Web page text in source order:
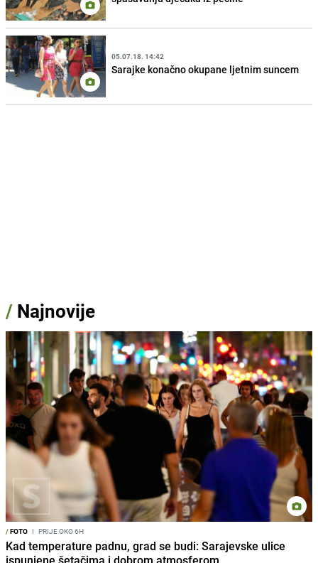
05.07.18. 14:42
Sarajke konačno okupane ljetnim suncem
/ Najnovije
/FOTO I PRIJE OKO 6H
Kad temperature padnu, grad se budi: Sarajevske ulice